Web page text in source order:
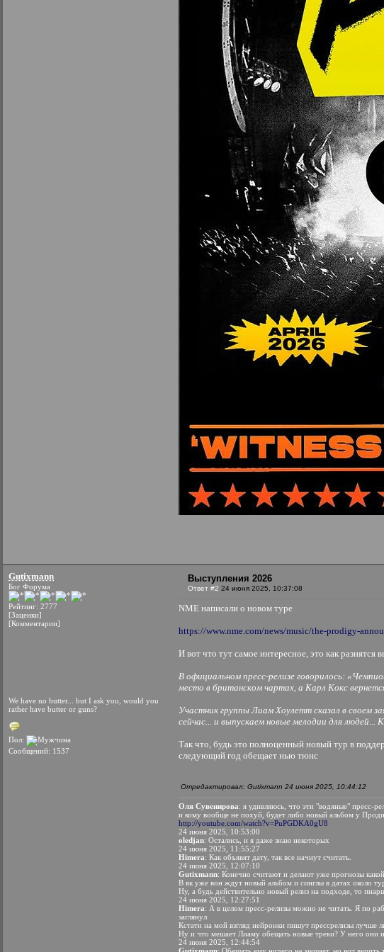
Gutixmann
Бог Форума
Рейтинг: 2777
[Заценки]
[Комментарии]
We have no butter... but I ask you, would you
rather have butter or guns?
Пол:
Сообщений: 1537
Выступления 2026
Ответ #2 24 июня 2025, 10:37:08
NME написали о новом туре
https://www.nme.com/news/music/the-prodigy-
И вот что тут самое интересное, это как
В официальном пресс-релизе говорилось:
место в британском чартах, а Карл Кокс
Участник группы Лиам Хоулетт сказал в своем
сейчас... и выпускаем новые мелодии для
Так что, будь это полноценный новый тур в
следующий год обещает нью тюнс
Отредактировал: Gutixmann 24 июня 2025, 10:44:12
Оля Сувенирова: я удивляюсь, что эти "водяные" пресс-
и кому вообще не похуй, будет либо новый альбом у
http://youtube.com/watch?v=PuPGDKA0gU8
24 июня 2025, 10:53:00
oledjan: Остались, и я даже знаю некоторых
24 июня 2025, 11:55:27
Himera: Как объявят дату, так все начнут считать.
24 июня 2025, 12:07:10
Gutixmann: Конечно считают и делают уже прогнозы
В вк уже вон ждут новый альбом и синглы в датах около
Ну, а будь действительно новый релиз на подходе, то
24 июня 2025, 12:27:51
Himera: А в целом пресс-релизы можно не читать. Я по
заглянул
Кстати на мой взгляд нейронки пишут прессрелизы лучше
Ну и что мешает Лиаму обещать новые треки? У него они
24 июня 2025, 12:44:54